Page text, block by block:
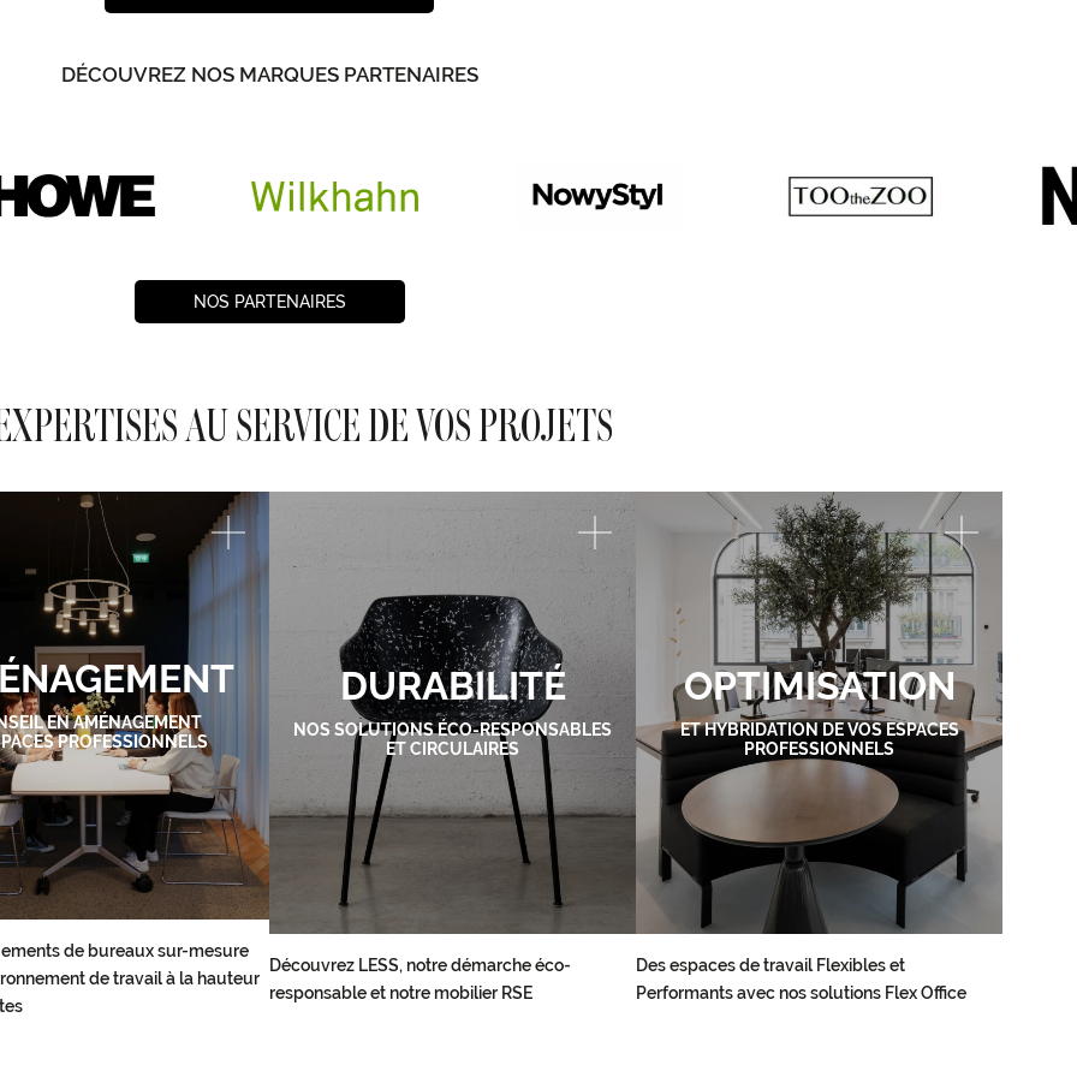
DÉCOUVREZ NOS MARQUES PARTENAIRES
NOS PARTENAIRES
AU SERVICE DE VOS PROJETS
EN AMÉNAGEMENT
PROFESSIONNELS
de bureaux sur-mesure
de travail à la hauteur
DURABILITÉ
NOS SOLUTIONS ÉCO-RESPONSABLES
ET CIRCULAIRES
Découvrez LESS, notre démarche éco-
responsable et notre mobilier RSE
OPTIMISATION
ET HYBRIDATION DE VOS ESPACES
PROFESSIONNELS
Des espaces de travail Flexibles et
Performants avec nos solutions Flex Office